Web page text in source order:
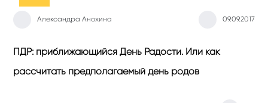
Александра Анохина 09.09.2017
ПДР: приближающийся День Радости. Или как
рассчитать предполагаемый день родов